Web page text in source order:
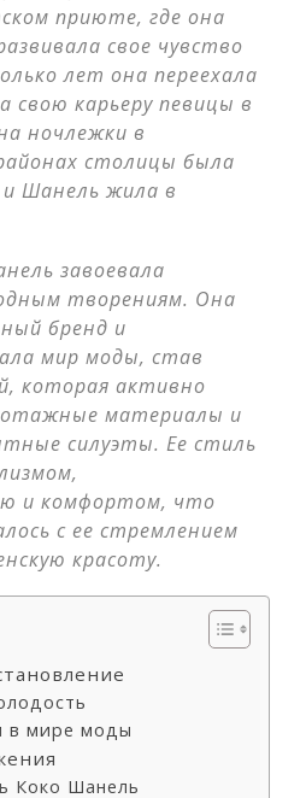
приюте, где она
свое чувство
лет она переехала
свою карьеру певицы в
ночлежки в
столицы была
Шанель жила в
завоевала
творениям. Она
бренд и
мир моды, став
которая активно
материалы и
силуэты. Ее стиль
и комфортом, что
с ее стремлением
красоту.
в мире моды
Коко Шанель